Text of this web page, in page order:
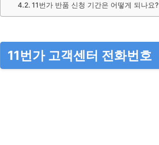
11번가 반품 신청 기간은 어떻게 되나요?
11번가 고객센터 전화번호